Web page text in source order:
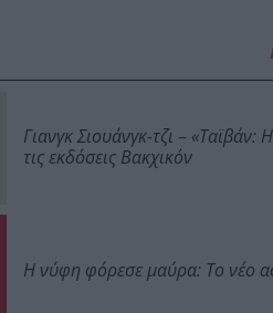
Γιανγκ Σιουάνγκ-τζι –
τις εκδόσεις Βακχικόν
Η νύφη φόρεσε μαύρα: Το νέο